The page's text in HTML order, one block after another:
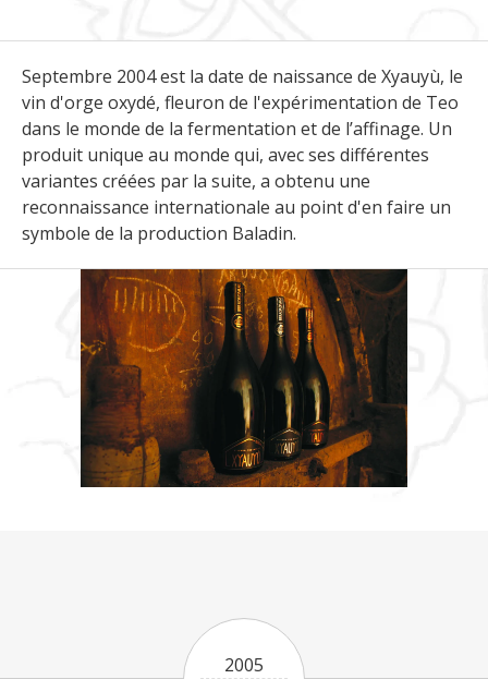
Septembre 2004 est la date de naissance de Xyauyù, le
vin d'orge oxydé, fleuron de l'expérimentation de Teo
dans le monde de la fermentation et de l’affinage. Un
produit unique au monde qui, avec ses différentes
variantes créées par la suite, a obtenu une
reconnaissance internationale au point d'en faire un
symbole de la production Baladin.
2005